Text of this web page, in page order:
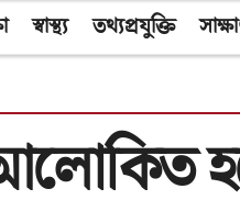
স্বাস্থ্য তথ্যপ্রযুক্তি